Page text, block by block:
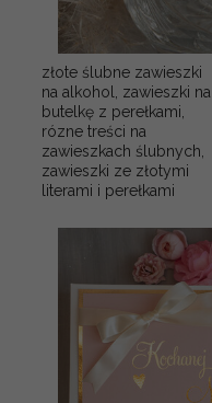
złote ślubne zawieszki
na alkohol, zawieszki na
butelkę z perełkami,
rózne treści na
zawieszkach ślubnych,
zawieszki ze złotymi
literami i perełkami